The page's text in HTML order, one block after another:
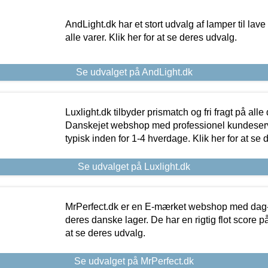
AndLight.dk har et stort udvalg af lamper til lave
alle varer. Klik her for at se deres udvalg.
Se udvalget på AndLight.dk
Luxlight.dk tilbyder prismatch og fri fragt på alle
Danskejet webshop med professionel
typisk inden for 1-4 hverdage. Klik her for at se
Se udvalget på Luxlight.dk
MrPerfect.dk er en E-mærket webshop med
deres danske lager. De har en rigtig flot score
at se deres udvalg.
Se udvalget på MrPerfect.dk